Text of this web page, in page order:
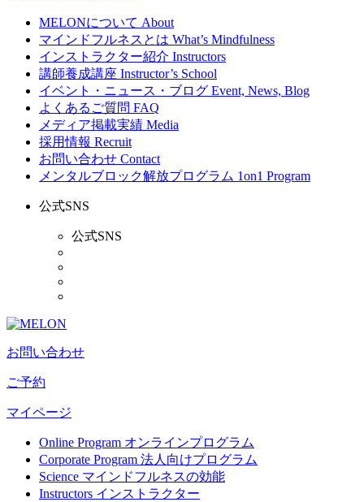
MELONについて About
マインドフルネスとは What’s Mindfulness
インストラクター紹介 Instructors
講師養成講座 Instructor’s School
イベント・ニュース・ブログ Event, News, Blog
よくあるご質問 FAQ
メディア掲載実績 Media
採用情報 Recruit
お問い合わせ Contact
メンタルブロック解放プログラム 1on1 Program
公式SNS
公式SNS
お問い合わせ
ご予約
マイページ
Online Program オンラインプログラム
Corporate Program 法人向けプログラム
Science マインドフルネスの効能
Instructors インストラクター